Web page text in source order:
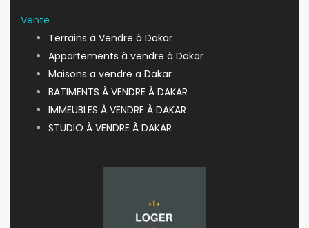
Vente
Terrains à Vendre à Dakar
Appartements à vendre à Dakar
Maisons a vendre a Dakar
BATIMENTS À VENDRE À DAKAR
IMMEUBLES À VENDRE À DAKAR
STUDIO À VENDRE À DAKAR